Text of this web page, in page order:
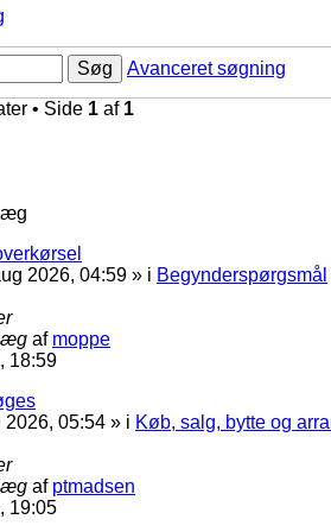
Søg
Avanceret søgning
• Side 1 af 1
2026, 04:59 » i Begynderspørgsmål
af moppe
18:59
2026, 05:54 » i Køb, salg, bytte og
af ptmadsen
19:05